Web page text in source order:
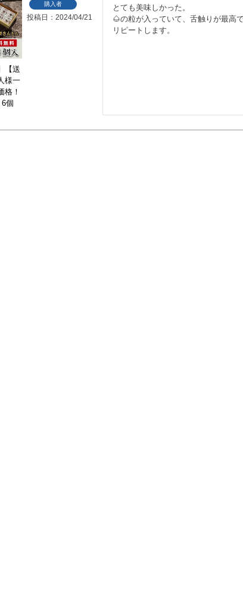
【送
様一
格！
個
購入者
投稿日 2024/04/21
とても美味しかった。
🌰の粒が入っていて、舌触りが最高で
リピートします。